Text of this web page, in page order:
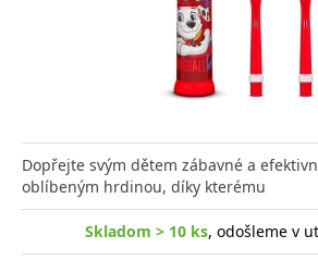
Dopřejte svým dětem zábavné a
oblíbeným hrdinou, díky kterému
Skladom > 10 ks, odošleme v